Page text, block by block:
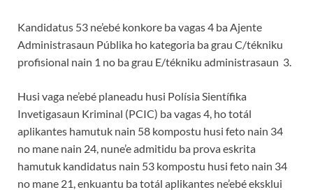
Kandidatus 53 ne’ebé konkore ba vagas 4 ba Ajente
Administrasaun Públika ho kategoria ba grau C/tékniku
profisional nain 1 no ba grau E/tékniku administrasaun 3.
Husi vaga ne’ebé planeadu husi Polísia Sientífika
Invetigasaun Kriminal (PCIC) ba vagas 4, ho totál
aplikantes hamutuk nain 58 kompostu husi feto nain 34
no mane nain 24, nune’e admitidu ba prova eskrita
hamutuk kandidatus nain 53 kompostu husi feto nain 34
no mane 21, enkuantu ba totál aplikantes ne’ebé eksklui